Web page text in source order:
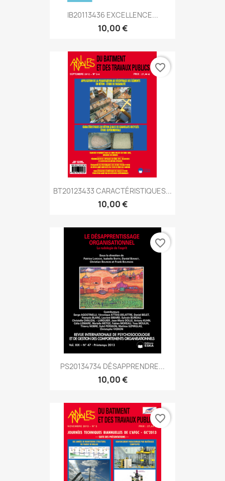
IB20113436 EXCELLENCE...
10,00 €
BT20123433 CARACTÉRISTIQUES...
10,00 €
favorite_border
PS20134734 DÉSAPPRENDRE...
10,00 €
favorite_border
favorite_border